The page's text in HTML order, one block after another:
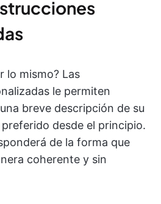
lo mismo? Las
le permiten
breve descripción de su
desde el principio.
de la forma que
coherente y sin